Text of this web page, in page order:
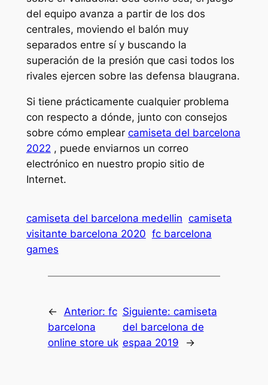
del equipo avanza a partir de los dos
centrales, moviendo el balón muy
separados entre sí y buscando la
superación de la presión que casi todos los
rivales ejercen sobre las defensa blaugrana.
Si tiene prácticamente cualquier problema
con respecto a dónde, junto con consejos
sobre cómo emplear camiseta del barcelona
2022 , puede enviarnos un correo
electrónico en nuestro propio sitio de
Internet.
camiseta del barcelona medellin camiseta
visitante barcelona 2020 fc barcelona
games
← Anterior: fc
barcelona
online store uk
Siguiente: camiseta
del barcelona de
espaa 2019
→